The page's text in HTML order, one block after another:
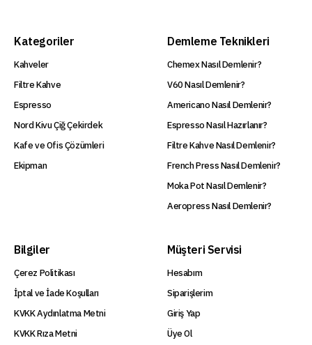
Kategoriler
Kahveler
Filtre Kahve
Espresso
Nord Kivu Çiğ Çekirdek
Kafe ve Ofis Çözümleri
Ekipman
Demleme Teknikleri
Chemex Nasıl Demlenir?
V60 Nasıl Demlenir?
Americano Nasıl Demlenir?
Espresso Nasıl Hazırlanır?
Filtre Kahve Nasıl Demlenir?
French Press Nasıl Demlenir?
Moka Pot Nasıl Demlenir?
Aeropress Nasıl Demlenir?
Bilgiler
Çerez Politikası
İptal ve İade Koşulları
KVKK Aydınlatma Metni
KVKK Rıza Metni
Müşteri Servisi
Hesabım
Siparişlerim
Giriş Yap
Üye Ol